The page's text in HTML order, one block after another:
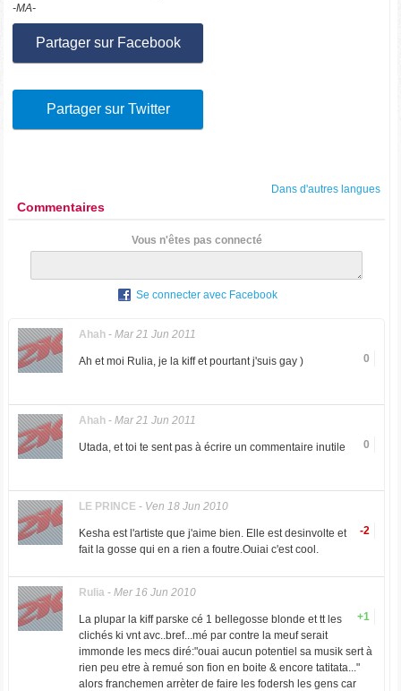
-MA-
Partager sur Facebook
Partager sur Twitter
Dans d'autres langues
Commentaires
Vous n'êtes pas connecté
Se connecter avec Facebook
Ahah- Mar 21 Jun 2011
0
Ah et moi Rulia, je la kiff et pourtant j'suis gay )
Ahah- Mar 21 Jun 2011
0
Utada, et toi te sent pas à écrire un commentaire inutile
LE PRINCE - Ven 18 Jun 2010
-2
Kesha est l'artiste que j'aime bien. Elle est desinvolte et
fait la gosse qui en a rien a foutre.Ouiai c'est cool.
Rulia - Mer 16 Jun 2010
+1
La plupar la kiff parske cé 1 bellegosse blonde et tt les
clichés ki vnt avc..bref...mé par contre la meuf serait
immonde les mecs diré:"ouai aucun potentiel sa musik sert à
rien peu etre à remué son fion en boite & encore tatitata..."
alors franchemen arrèter de faire les fodersh les gens car